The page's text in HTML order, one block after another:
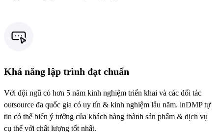
Khả năng lập trình đạt chuẩn
Với đội ngũ có hơn 5 năm kinh nghiệm triển khai và các đối tác
outsource đa quốc gia có uy tín & kinh nghiệm lâu năm. inDMP tự
tin có thể biến ý tưởng của khách hàng thành sản phẩm & dịch vụ
cụ thể với chất lượng tốt nhất.